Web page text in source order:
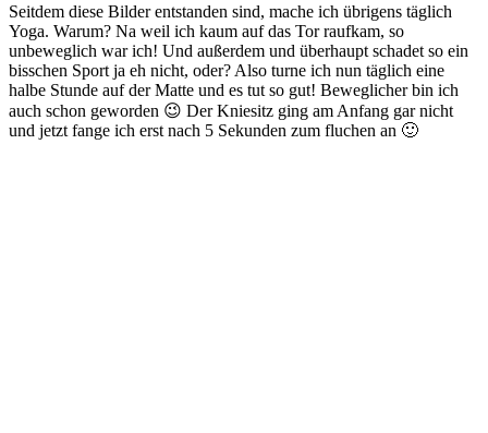
Seitdem diese Bilder entstanden sind, mache ich übrigens täglich
Yoga. Warum? Na weil ich kaum auf das Tor raufkam, so
unbeweglich war ich! Und außerdem und überhaupt schadet so ein
bisschen Sport ja eh nicht, oder? Also turne ich nun täglich eine
halbe Stunde auf der Matte und es tut so gut! Beweglicher bin ich
auch schon geworden 😉 Der Kniesitz ging am Anfang gar nicht
und jetzt fange ich erst nach 5 Sekunden zum fluchen an 🙂